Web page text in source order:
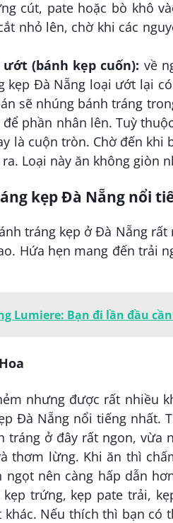
cút, pate hoặc bò khô
nhỏ lên, chờ khi các
(bánh kẹp cuốn): về
kẹp Đà Nẵng loại ướt lại
sẽ nhúng bánh tráng
phần nhân lên. Tuỳ
là cuộn tròn. Chờ đến
Loại này ăn không giòn
kẹp Đà Nẵng nổi
tráng kẹp ở Đà Nẵng
Hứa hẹn mang đến trải
Lumiere: Bạn đi lần đầu
nhưng được rất nhiều
Đà Nẵng nổi tiếng nhất.
tráng ở đây rất ngon, vừa
thơm lừng. Khi ăn thì
ngọt nên càng hấp dẫn
trứng, kẹp pate trải,
Nếu thích thì bạn có